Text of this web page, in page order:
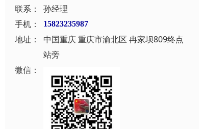
联系：
孙经理
手机：
15823235987
地址：
中国重庆 重庆市渝北区 冉家坝809终点
站旁
微信：